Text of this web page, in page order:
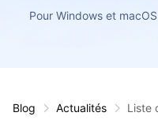
Pour Windows et
Blog Actualités
Liste